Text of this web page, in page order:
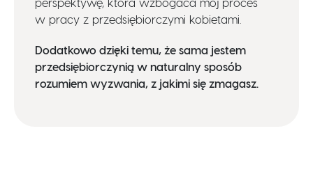
w pracy z przedsiębiorczymi kobietami.
Dodatkowo dzięki temu, że sama jestem
przedsiębiorczynią w naturalny sposób
rozumiem wyzwania, z jakimi się zmagasz.